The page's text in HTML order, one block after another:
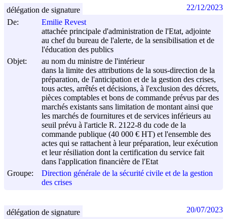
De:
Emilie Revest
attachée principale d'administration de l'Etat, adjointe
au chef du bureau de l'alerte, de la sensibilisation et de
l'éducation des publics
Objet:
au nom du ministre de l'intérieur
dans la limite des attributions de la sous-direction de la
préparation, de l'anticipation et de la gestion des crises,
tous actes, arrêtés et décisions, à l'exclusion des décrets,
pièces comptables et bons de commande prévus par des
marchés existants sans limitation de montant ainsi que
les marchés de fournitures et de services inférieurs au
seuil prévu à l'article R. 2122-8 du code de la
commande publique (40 000 € HT) et l'ensemble des
actes qui se rattachent à leur préparation, leur exécution
et leur résiliation dont la certification du service fait
dans l'application financière de l'Etat
Groupe:
Direction générale de la sécurité civile et de la gestion
des crises
délégation de signature 22/12/2023
délégation de signature 20/07/2023